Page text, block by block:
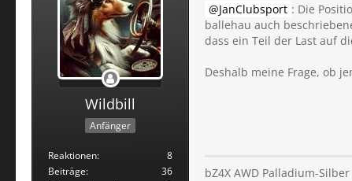
Wildbill
Anfänger
Reaktionen
8
Beiträge
36
JanClubsport : Die
ballehau auch
dass ein Teil der Last auf
Deshalb meine Frage, ob
bZ4X AWD Palladium-Silber